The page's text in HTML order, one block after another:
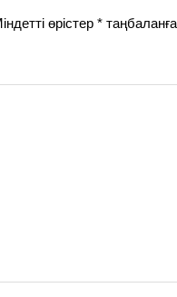
өрістер*